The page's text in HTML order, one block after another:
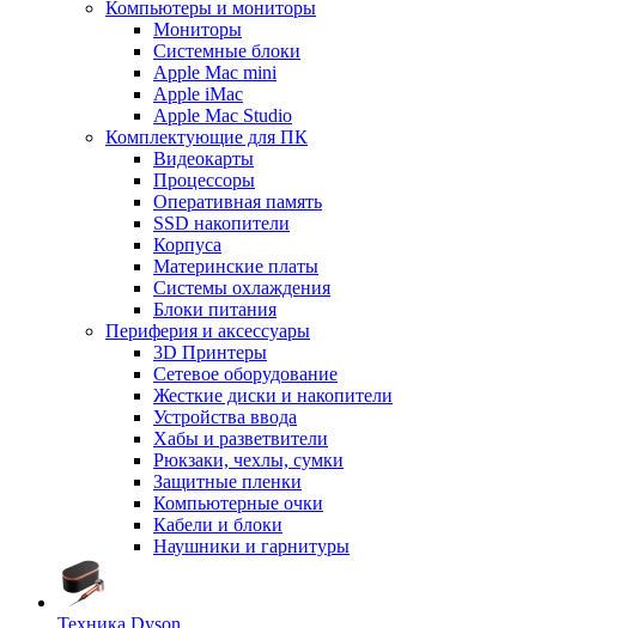
Компьютеры и мониторы
Мониторы
Системные блоки
Apple Mac mini
Apple iMac
Apple Mac Studio
Комплектующие для ПК
Видеокарты
Процессоры
Оперативная память
SSD накопители
Корпуса
Материнские платы
Системы охлаждения
Блоки питания
Периферия и аксессуары
3D Принтеры
Сетевое оборудование
Жесткие диски и накопители
Устройства ввода
Хабы и разветвители
Рюкзаки, чехлы, сумки
Защитные пленки
Компьютерные очки
Кабели и блоки
Наушники и гарнитуры
Техника Dyson